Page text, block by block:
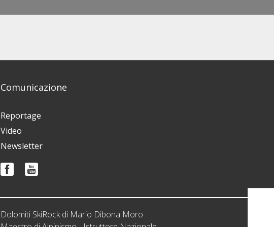
Comunicazione
Reportage
Video
Newsletter
Dolomiti SkiRock di Mario Dibona Moro